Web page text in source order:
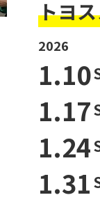
ご利用に
トヨ
2026
1.10
1.17
1.24
1.31